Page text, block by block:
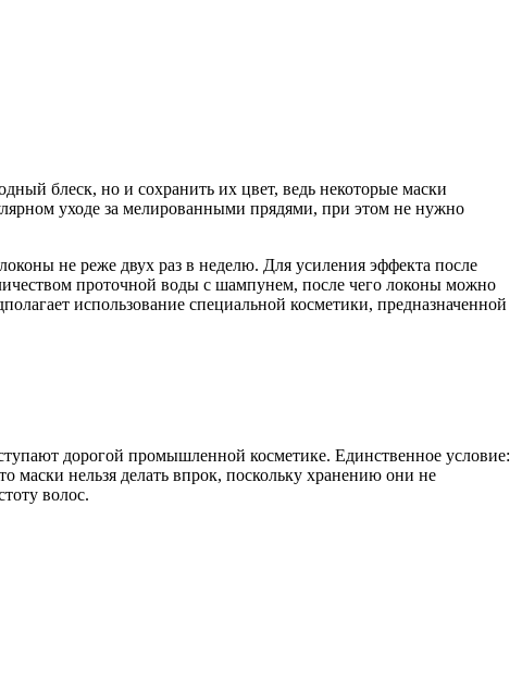
блеск, но и сохранить их цвет, ведь некоторые маски
уходе за мелированными прядями, при этом не нужно
не реже двух раз в неделю. Для усиления эффекта после
проточной воды с шампунем, после чего локоны можно
использование специальной косметики, предназначенной
дорогой промышленной косметике. Единственное условие:
нельзя делать впрок, поскольку хранению они не
волос.